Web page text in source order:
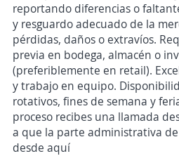
reportando diferencias o
y resguardo adecuado de la
pérdidas, daños o extravíos.
previa en bodega, almacén o
(preferiblemente en retail).
y trabajo en equipo.
rotativos, fines de semana y
proceso recibes una llamada
a que la parte administrativa
desde aquí